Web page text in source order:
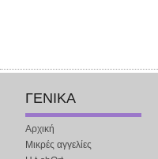
ΓΕΝΙΚΑ
Αρχική
Μικρές αγγελίες